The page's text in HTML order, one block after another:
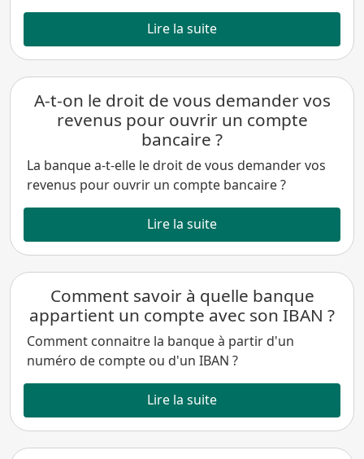
Lire la suite
A-t-on le droit de vous demander vos
revenus pour ouvrir un compte
bancaire ?
La banque a-t-elle le droit de vous demander vos
revenus pour ouvrir un compte bancaire ?
Lire la suite
Comment savoir à quelle banque
appartient un compte avec son IBAN ?
Comment connaitre la banque à partir d'un
numéro de compte ou d'un IBAN ?
Lire la suite